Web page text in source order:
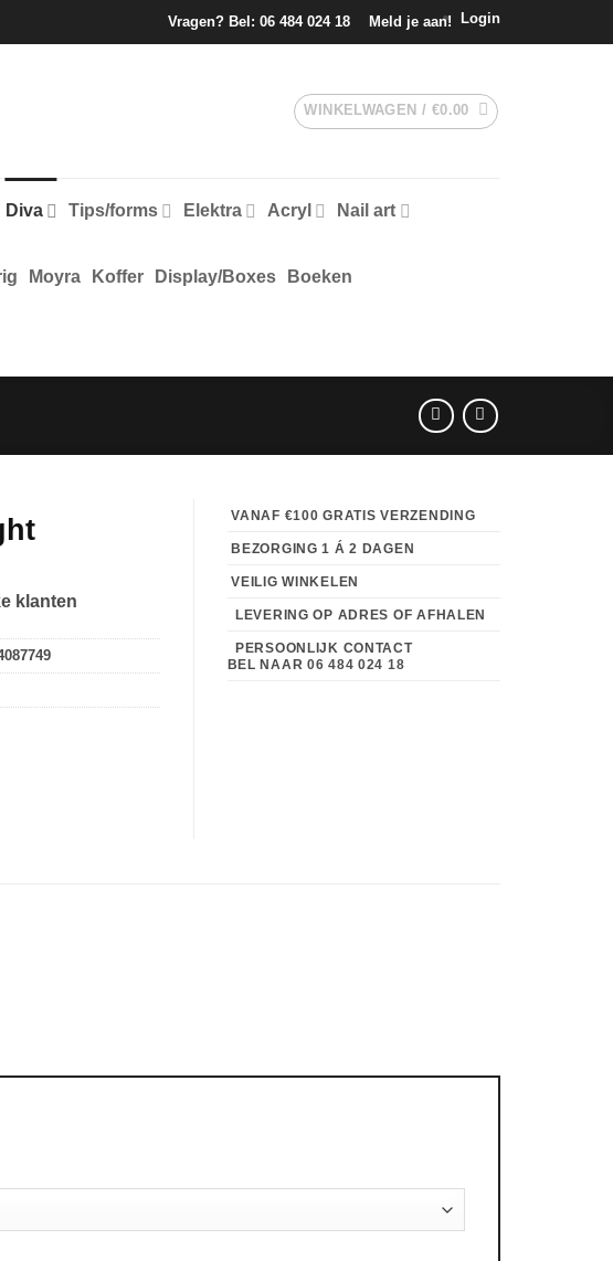
Vragen? Bel: 06 484 024 18 Meld je aan! Login
WINKELWAGEN / €0.00
Diva Tips/forms Elektra Acryl Nail art
Moyra Koffer Display/Boxes Boeken
klanten
VANAF €100 GRATIS VERZENDING
BEZORGING 1 Á 2 DAGEN
VEILIG WINKELEN
LEVERING OP ADRES OF AFHALEN
PERSOONLIJK CONTACT
BEL NAAR 06 484 024 18